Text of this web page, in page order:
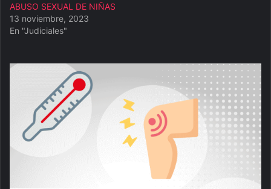
ABUSO SEXUAL DE NIÑAS
13 noviembre, 2023
En "Judiciales"